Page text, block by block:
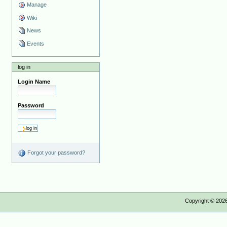
Manage
Wiki
News
Events
log in
Login Name
Password
Forgot your password?
Copyright ©